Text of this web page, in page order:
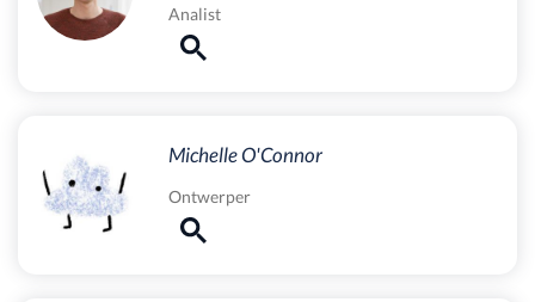
Analist
Michelle O'Connor
Ontwerper